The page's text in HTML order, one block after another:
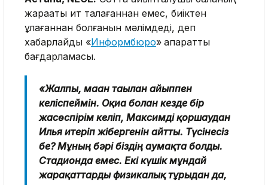
жарақаты ит талағаннан емес, биіктен
құлағаннан болғанын мәлімдеді, деп
хабарлайды «Информбюро» ақпараттық
бағдарламасы.
«Жалпы, маған тағылған айыппен
келіспеймін. Оқиға болған кезде бір
жасөспірім келіп, Максимді қоршаудан
Илья итеріп жібергенін айтты. Түсінесіз
бе? Мұның бәрі біздің аумақта болды.
Стадионда емес. Екі күшік мұндай
жарақаттарды физикалық тұрғыдан да,